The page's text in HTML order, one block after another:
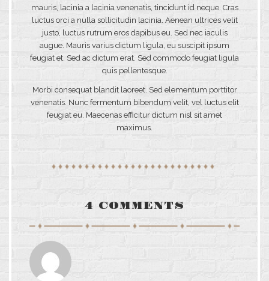
mauris, lacinia a lacinia venenatis, tincidunt id neque. Cras
luctus orci a nulla sollicitudin lacinia. Aenean ultrices velit
justo, luctus rutrum eros dapibus eu. Sed nec iaculis
augue. Mauris varius dictum ligula, eu suscipit ipsum
feugiat et. Sed ac dictum erat. Sed commodo feugiat ligula
quis pellentesque.
Morbi consequat blandit laoreet. Sed elementum porttitor
venenatis. Nunc fermentum bibendum velit, vel luctus elit
feugiat eu. Maecenas efficitur dictum nisl sit amet
maximus.
4 COMMENTS